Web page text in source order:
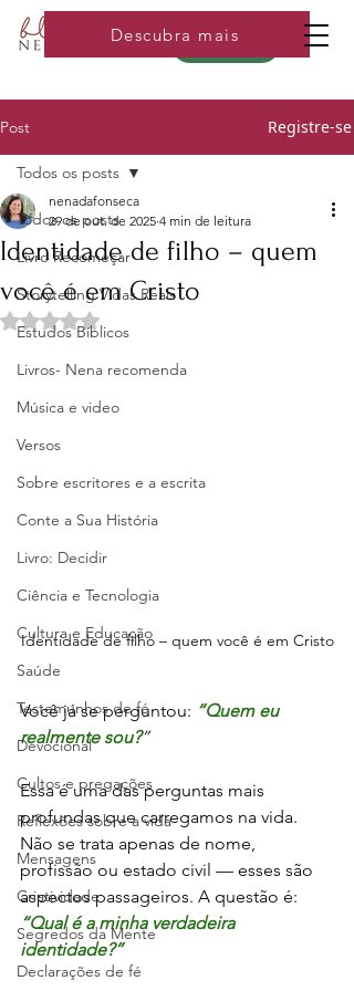
Loja
Descubra mais
Post Registre-se
Todos os posts
Livro Recomeçar
Storytelling Vidas Reais
Estudos Bíblicos
Livros- Nena recomenda
Música e video
Versos
Sobre escritores e a escrita
Conte a Sua História
Livro: Decidir
Ciência e Tecnologia
Cultura e Educação
Saúde
Testemunhos de fé
Devocional
Cultos e pregações
Reflexões sobre a vida
Mensagens
Criatividade
Segredos da Mente
Declarações de fé
Todos os posts
Identidade de filho – quem
você é em Cristo
nenadafonseca
29 de out. de 2025 4 min de leitura
Avaliado com NaN de 5 estrelas.
Identidade de filho – quem você é em Cristo
Você já se perguntou: “Quem eu
realmente sou?”
Essa é uma das perguntas mais
profundas que carregamos na vida.
Não se trata apenas de nome,
profissão ou estado civil — esses são
aspectos passageiros. A questão é:
“Qual é a minha verdadeira
identidade?”